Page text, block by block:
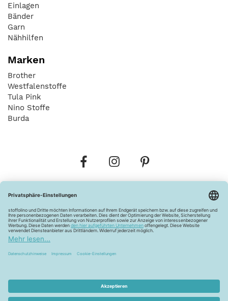
Einlagen
Bänder
Garn
Nähhilfen
Marken
Brother
Westfalenstoffe
Tula Pink
Nino Stoffe
Burda
Widerrufsbelehrung Vertrag widerrufen
Barrierefreiheitserklärung
Pflegehinweise